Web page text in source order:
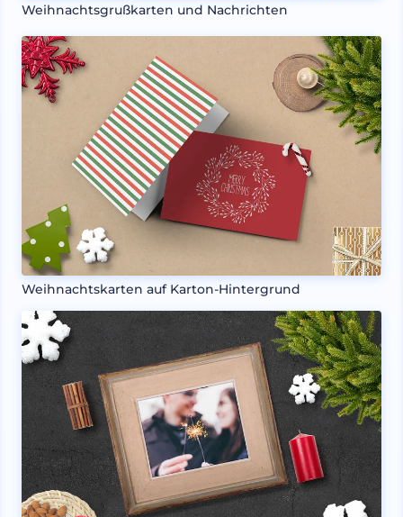
Weihnachtsgrußkarten und Nachrichten
Weihnachtskarten auf Karton-Hintergrund